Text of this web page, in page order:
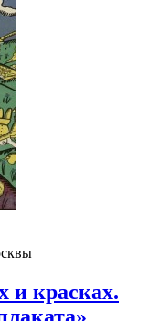
и красках.